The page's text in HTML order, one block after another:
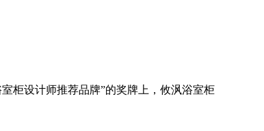
柜设计师推荐品牌”的奖牌上，攸沨浴室柜